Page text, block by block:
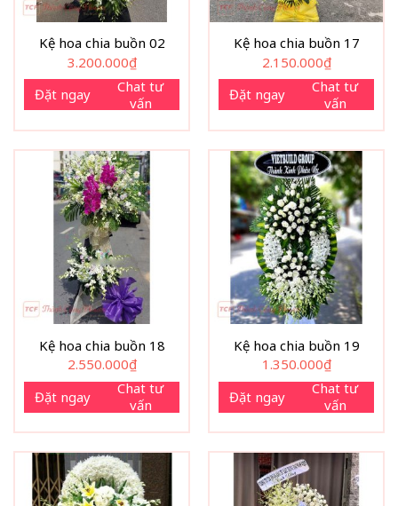
Kệ hoa chia buồn 02
3.200.000₫
Đặt ngay
Chat tư
vấn
Kệ hoa chia buồn 17
2.150.000₫
Đặt ngay
Chat tư
vấn
Kệ hoa chia buồn 18
2.550.000₫
Đặt ngay
Chat tư
vấn
Kệ hoa chia buồn 19
1.350.000₫
Đặt ngay
Chat tư
vấn